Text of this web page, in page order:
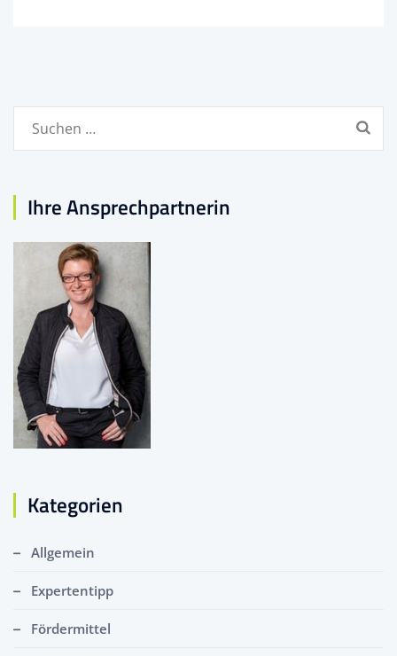
Ihre Ansprechpartnerin
Kategorien
Allgemein
Expertentipp
Fördermittel